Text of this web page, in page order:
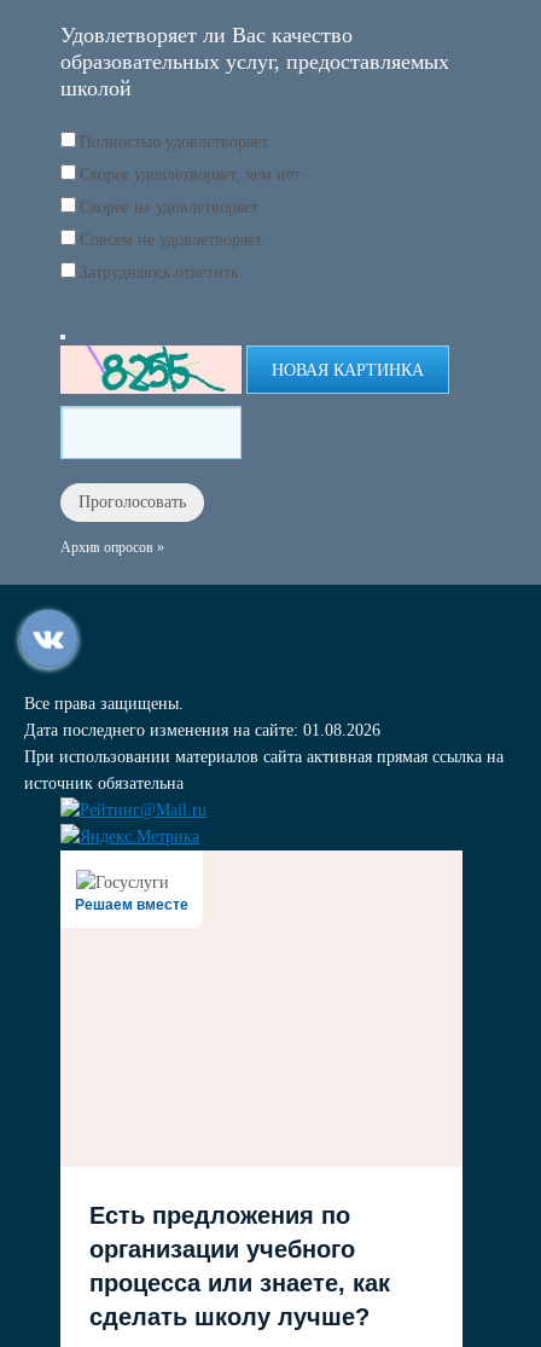
Удовлетворяет ли Вас качество
образовательных услуг, предоставляемых
школой
Полностью удовлетворяет
Скорее удовлетворяет, чем нет
Скорее не удовлетворяет
Совсем не удовлетворяет
Затрудняюсь ответить
НОВАЯ КАРТИНКА
Архив опросов »
Все права защищены.
Дата последнего изменения на сайте: 01.08.2026
При использовании материалов сайта активная прямая ссылка на
источник обязательна
Решаем вместе
Есть предложения по
организации учебного
процесса или знаете, как
сделать школу лучше?